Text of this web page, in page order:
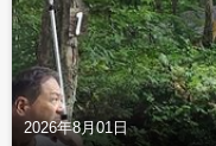
2026年8月01日